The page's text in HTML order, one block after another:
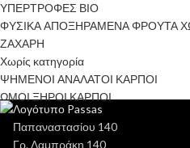
ΥΠΕΡΤΡΟΦΕΣ ΒΙΟ
ΦΥΣΙΚΑ ΑΠΟΞΗΡΑΜΕΝΑ ΦΡΟΥΤΑ
ΖΑΧΑΡΗ
Χωρίς κατηγορία
ΨΗΜΕΝΟΙ ΑΝΑΛΑΤΟΙ ΚΑΡΠΟΙ
ΩΜΟΙ ΞΗΡΟΙ ΚΑΡΠΟΙ
Παπαναστασίου 140
Γρ. Λαμπράκη 140